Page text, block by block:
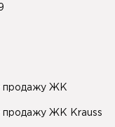
продажу ЖК
продажу ЖК Krauss